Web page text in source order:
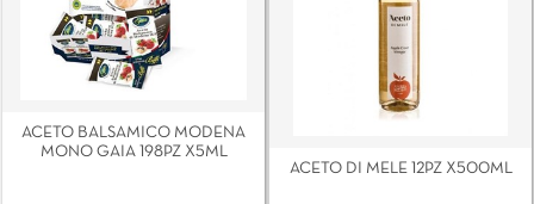
ACETO BALSAMICO MODENA
MONO GAIA 198PZ X5ML
ACETO DI MELE 12PZ X500ML